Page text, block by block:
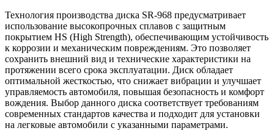
Технология производства диска SR-968 предусматривает
использование высокопрочных сплавов с защитным
покрытием HS (High Strength), обеспечивающим устойчивость
к коррозии и механическим повреждениям. Это позволяет
сохранить внешний вид и технические характеристики на
протяжении всего срока эксплуатации. Диск обладает
оптимальной жесткостью, что снижает вибрации и улучшает
управляемость автомобиля, повышая безопасность и комфорт
вождения. Выбор данного диска соответствует требованиям
современных стандартов качества и подходит для установки
на легковые автомобили с указанными параметрами.